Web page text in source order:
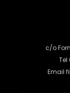
c/o
Tel
Email